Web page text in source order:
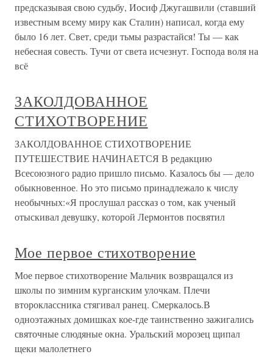
предсказывая свою судьбу, Иосиф Джугашвили (ставший
известным всему миру как Сталин) написал, когда ему
было 16 лет. Свет, среди тьмы разрастайся! Ты — как
небесная совесть. Тучи от света исчезнут. Господа воля на
всё
ЗАКОЛДОВАННОЕ
СТИХОТВОРЕНИЕ
ЗАКОЛДОВАННОЕ СТИХОТВОРЕНИЕ
ПУТЕШЕСТВИЕ НАЧИНАЕТСЯ В редакцию
Всесоюзного радио пришло письмо. Казалось бы — дело
обыкновенное. Но это письмо принадлежало к числу
необычных:«Я прослушал рассказ о том, как ученый
отыскивал девушку, которой Лермонтов посвятил
Мое первое стихотворение
Мое первое стихотворение Мальчик возвращался из
школы по зимним курганским улочкам. Плечи
второклассника стягивал ранец. Смеркалось.В
одноэтажных домишках кое-где таинственно зажигались
святочные слюдяные окна. Уральский морозец щипал
щеки малолетнего